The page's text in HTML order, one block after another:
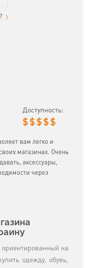
Доступность:
$ $ $ $ $
вам легко и
магазинах. Очень
аксессуары,
через
на
одежду, обувь,